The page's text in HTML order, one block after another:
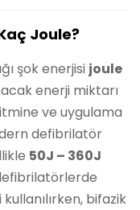
Joule?
şok enerjisi joule
enerji miktarı
ve uygulama
defibrilatör
50J – 360J
bifazik